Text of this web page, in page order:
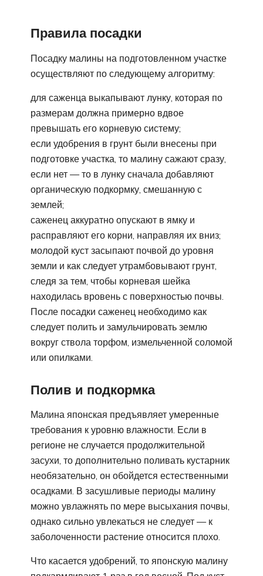
Правила посадки
Посадку малины на подготовленном участке
осуществляют по следующему алгоритму:
для саженца выкапывают лунку, которая по
размерам должна примерно вдвое
превышать его корневую систему;
если удобрения в грунт были внесены при
подготовке участка, то малину сажают сразу,
если нет — то в лунку сначала добавляют
органическую подкормку, смешанную с
землей;
саженец аккуратно опускают в ямку и
расправляют его корни, направляя их вниз;
молодой куст засыпают почвой до уровня
земли и как следует утрамбовывают грунт,
следя за тем, чтобы корневая шейка
находилась вровень с поверхностью почвы.
После посадки саженец необходимо как
следует полить и замульчировать землю
вокруг ствола торфом, измельченной соломой
или опилками.
Полив и подкормка
Малина японская предъявляет умеренные
требования к уровню влажности. Если в
регионе не случается продолжительной
засухи, то дополнительно поливать кустарник
необязательно, он обойдется естественными
осадками. В засушливые периоды малину
можно увлажнять по мере высыхания почвы,
однако сильно увлекаться не следует — к
заболоченности растение относится плохо.
Что касается удобрений, то японскую малину